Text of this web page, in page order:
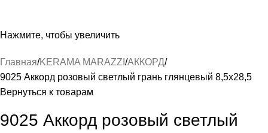
Нажмите, чтобы увеличить
Главная KERAMA MARAZZI АККОРД
9025 Аккорд розовый светлый грань глянцевый 8,5х28,5
Вернуться к товарам
9025 Аккорд розовый светлый